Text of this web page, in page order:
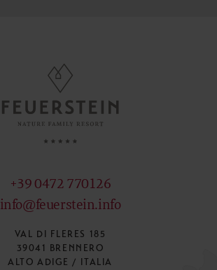
+39 0472 770126
info@feuerstein.info
VAL DI FLERES 185
39041 BRENNERO
ALTO ADIGE / ITALIA